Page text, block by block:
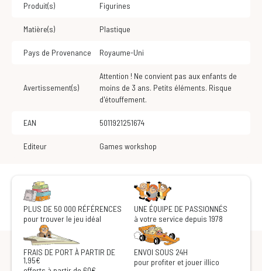
Produit(s) Figurines
Matière(s) Plastique
Pays de Provenance Royaume-Uni
Avertissement(s)
Attention ! Ne convient pas aux enfants de
moins de 3 ans. Petits éléments. Risque
d'étouffement.
EAN 5011921251674
Editeur Games workshop
PLUS DE 50 000 RÉFÉRENCES
pour trouver le jeu idéal
UNE ÉQUIPE DE PASSIONNÉS
à votre service depuis 1978
FRAIS DE PORT À PARTIR DE
1,95€
ENVOI SOUS 24H
pour profiter et jouer illico